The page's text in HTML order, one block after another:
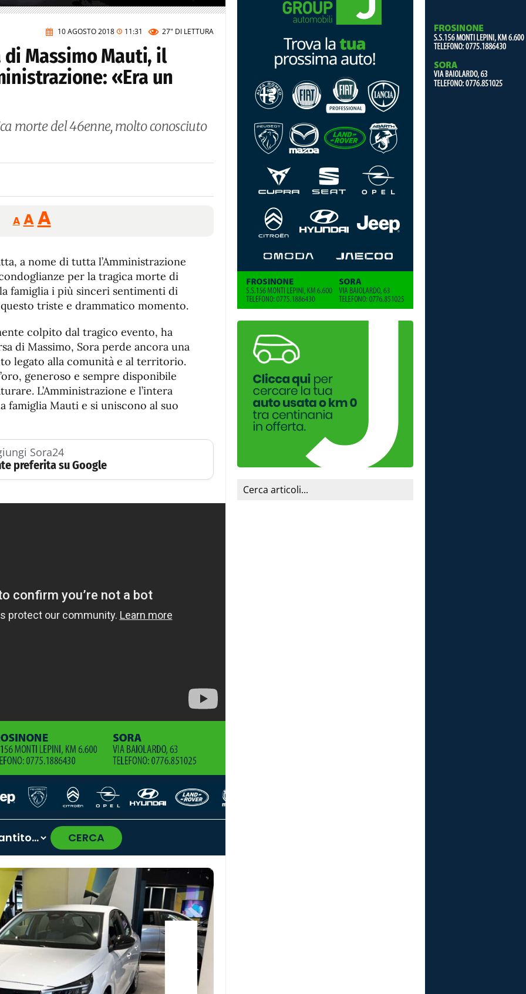
10 AGOSTO 2018 11:31 27" DI LETTURA
di Massimo Mauti, il
«Era un
morte del 46enne, molto conosciuto
A
Reducir
tamaño
A Restablecer
tamaño
fuente
AAumentar
de
fuente.
a nome di tutta l’Amministrazione
per la tragica morte di
famiglia i più sinceri sentimenti di
triste e drammatico momento.
colpito dal tragico evento, ha
di Massimo, Sora perde ancora una
legato alla comunità e al territorio.
generoso e sempre disponibile
L’Amministrazione e l’intera
famiglia Mauti e si uniscono al suo
Sora24
preferita su Google
CERCA
›